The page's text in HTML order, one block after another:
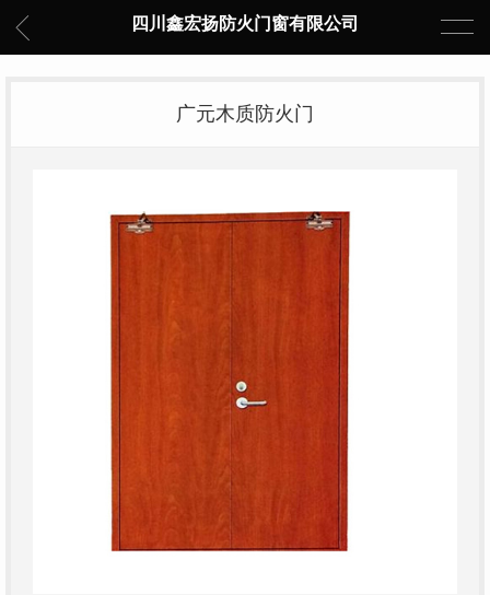
四川鑫宏扬防火门窗有限公司
广元木质防火门